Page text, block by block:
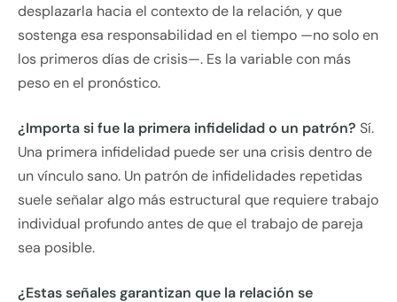
desplazarla hacia el contexto de la relación, y que
sostenga esa responsabilidad en el tiempo —no solo en
los primeros días de crisis—. Es la variable con más
peso en el pronóstico.
¿Importa si fue la primera infidelidad o un patrón? Sí.
Una primera infidelidad puede ser una crisis dentro de
un vínculo sano. Un patrón de infidelidades repetidas
suele señalar algo más estructural que requiere trabajo
individual profundo antes de que el trabajo de pareja
sea posible.
¿Estas señales garantizan que la relación se